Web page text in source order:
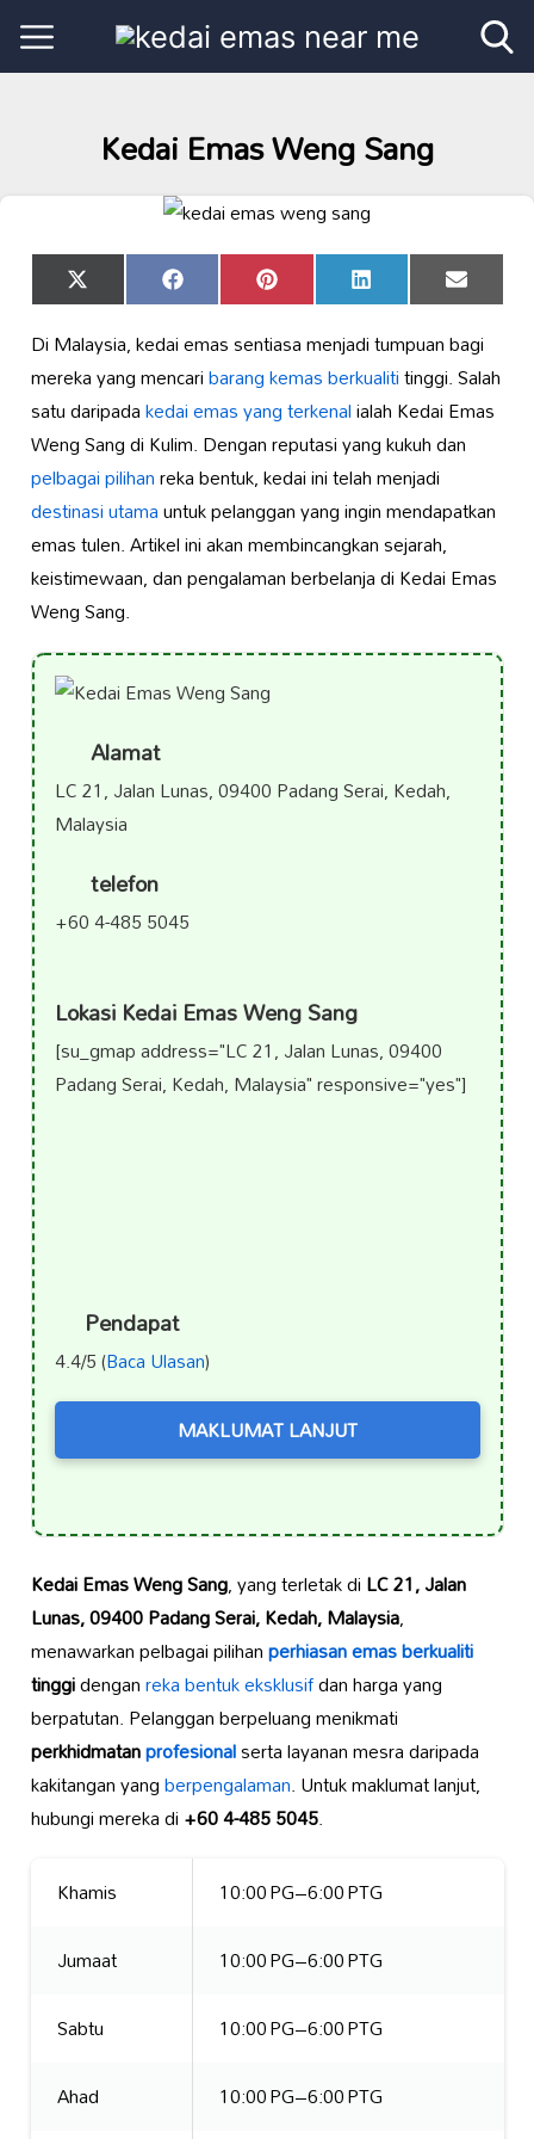
Kedai Emas Weng Sang
Share
on
X
(Twitter)
Share
on
Facebook Share
on
Pinterest Share
on
LinkedIn Share
on
Email
Di Malaysia, kedai emas sentiasa menjadi tumpuan bagi
mereka yang mencaribarang kemas berkualititinggi. Salah
satu daripadakedai emas yang terkenalialah Kedai Emas
Weng Sang di Kulim. Dengan reputasi yang kukuh dan
pelbagai pilihanreka bentuk, kedai ini telah menjadi
destinasi utamauntuk pelanggan yang ingin mendapatkan
emas tulen. Artikel ini akan membincangkan sejarah,
keistimewaan, dan pengalaman berbelanja di Kedai Emas
Weng Sang.
Alamat
LC 21, Jalan Lunas, 09400 Padang Serai, Kedah,
Malaysia
telefon
+60 4-485 5045
Lokasi Kedai Emas Weng Sang
[su_gmap address="LC 21, Jalan Lunas, 09400
Padang Serai, Kedah, Malaysia" responsive="yes"]
Pendapat
4.4/5 (Baca Ulasan)
MAKLUMAT LANJUT
Kedai Emas Weng Sang, yang terletak diLC 21, Jalan
Lunas, 09400 Padang Serai, Kedah, Malaysia,
menawarkan pelbagai pilihanperhiasan emas berkualiti
tinggidenganreka bentuk eksklusifdan harga yang
berpatutan. Pelanggan berpeluang menikmati
perkhidmatanprofesionalserta layanan mesra daripada
kakitangan yangberpengalaman. Untuk maklumat lanjut,
hubungi mereka di+60 4-485 5045.
Khamis
10:00 PG–6:00 PTG
Jumaat
10:00 PG–6:00 PTG
Sabtu
10:00 PG–6:00 PTG
Ahad
10:00 PG–6:00 PTG